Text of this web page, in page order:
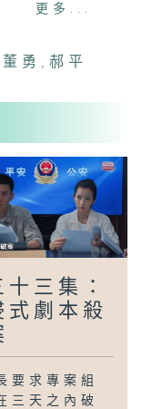
更多...
董勇 ,郝平
十三集：
式劇本殺
要求專案組
三天之內破